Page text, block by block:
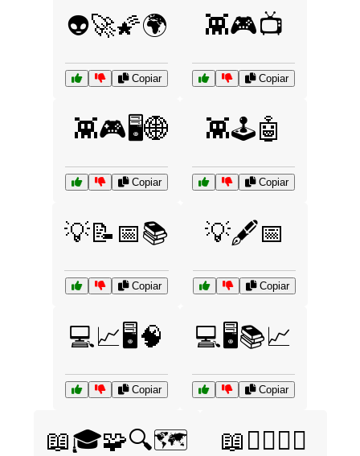
👽🚀🌠🌍
Copiar
👾🎮📺
Copiar
👾🎮🖥️🌐
Copiar
👾🕹️🤖
Copiar
💡📝📅📚
Copiar
💡🖋️📅
Copiar
💻📈🖥️🧠
Copiar
💻🖥️📚📈
Copiar
📖🎓🧩🔍🗺️ 📖🧙‍♂️🧝‍♀️